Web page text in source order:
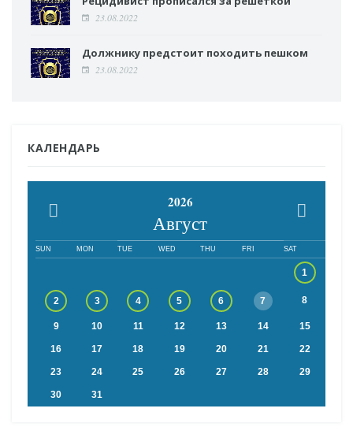
23.08.2022
Должнику предстоит походить пешком
23.08.2022
КАЛЕНДАРЬ
2026
Август
SUN MON TUE WED THU FRI SAT
1
2 3 4 5 6 7 8
9 10 11 12 13 14 15
16 17 18 19 20 21 22
23 24 25 26 27 28 29
30 31